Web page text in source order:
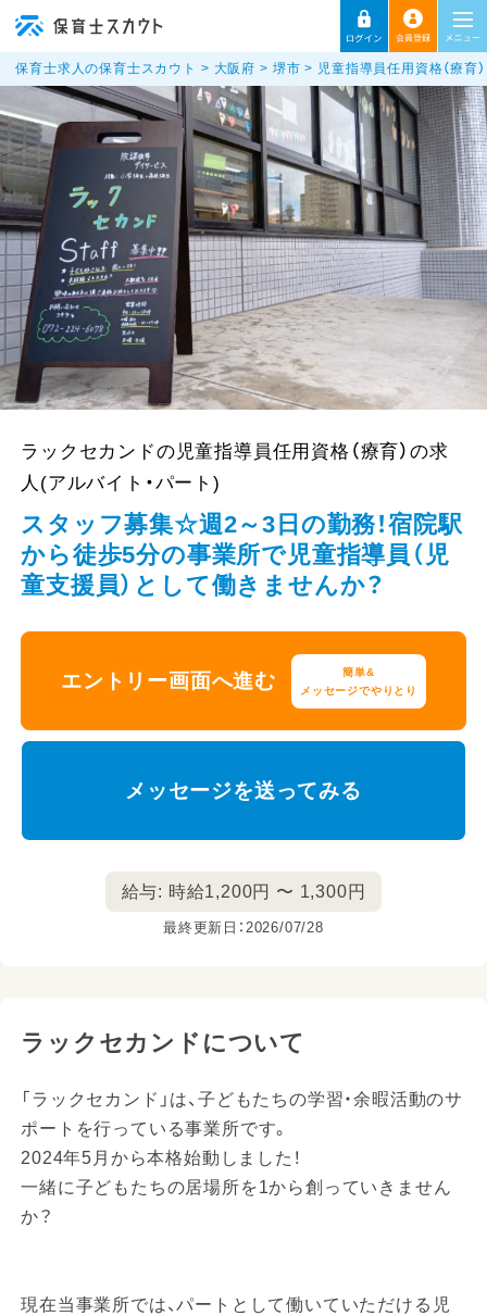
保育士求人の保育士スカウト 大阪府 堺市 児童指導員任用資格（療育）
ラックセカンドの児童指導員任用資格（療育）の求
人(アルバイト・パート)
スタッフ募集☆週2～3日の勤務！宿院駅
から徒歩5分の事業所で児童指導員（児
童支援員）として働きませんか？
エントリー画面へ進む
簡単&
メッセージでやりとり
メッセージを送ってみる
給与: 時給1,200円 〜 1,300円
最終更新日：2026/07/28
ラックセカンドについて
「ラックセカンド」は、子どもたちの学習・余暇活動のサ
ポートを行っている事業所です。
2024年5月から本格始動しました！
一緒に子どもたちの居場所を1から創っていきません
か？
現在当事業所では、パートとして働いていただける児